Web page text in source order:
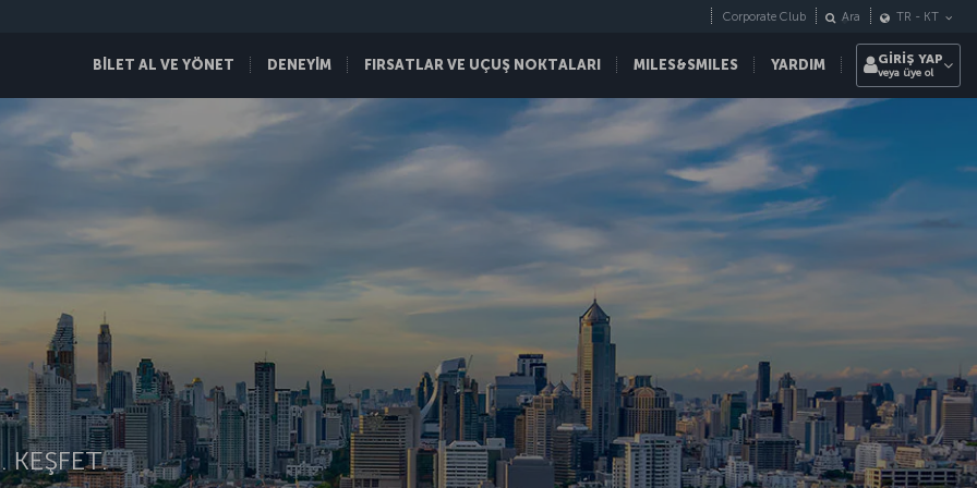
BİLET AL VE YÖNET DENEYİM FIRSATLAR VE UÇUŞ NOKTALARI MILES&SMILES YARDIM
Corporate Club Ara TR - KT
GİRİŞ YAP
veya üye ol